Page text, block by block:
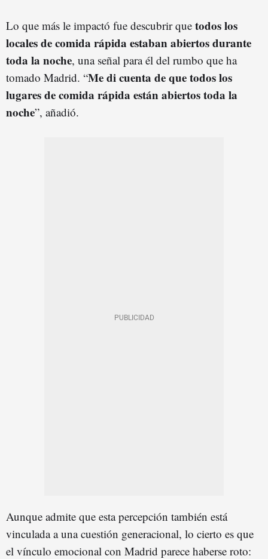
Lo que más le impactó fue descubrir que todos los
locales de comida rápida estaban abiertos durante
toda la noche, una señal para él del rumbo que ha
tomado Madrid. “Me di cuenta de que todos los
lugares de comida rápida están abiertos toda la
noche”, añadió.
Aunque admite que esta percepción también está
vinculada a una cuestión generacional, lo cierto es que
el vínculo emocional con Madrid parece haberse roto: